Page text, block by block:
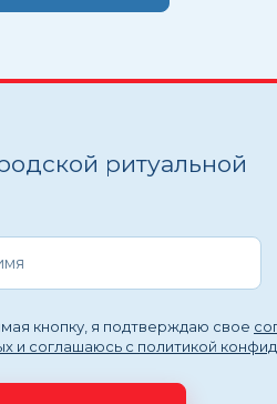
ритуальной
кнопку, я подтверждаю свое
и соглашаюсь с политикой